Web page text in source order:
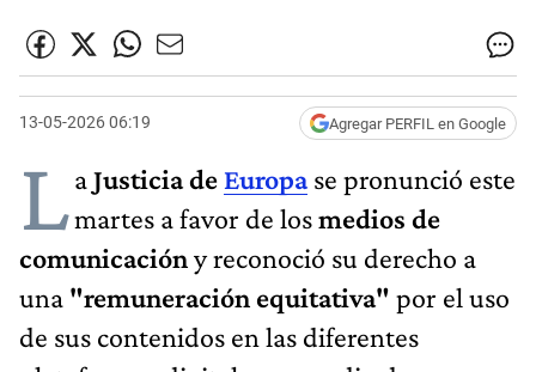
13-05-2026 06:19 Agregar PERFIL en Google
LaJusticiade Europa se pronunció este
martes a favor de losmedios de
comunicacióny reconoció su derecho a
una "remuneración equitativa" por el uso
de sus contenidos en las diferentes